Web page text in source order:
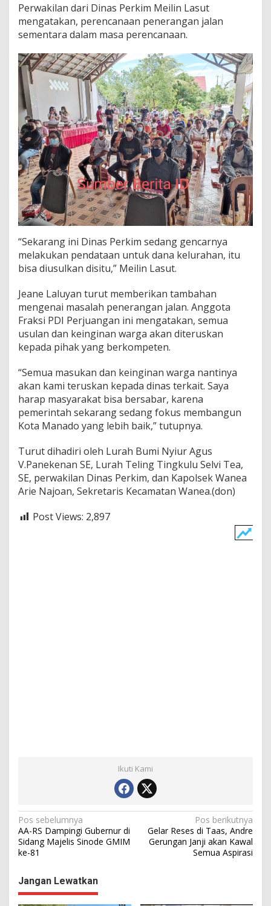
Perwakilan dari Dinas Perkim Meilin Lasut
mengatakan, perencanaan penerangan jalan
sementara dalam masa perencanaan.
“Sekarang ini Dinas Perkim sedang gencarnya
melakukan pendataan untuk dana kelurahan, itu
bisa diusulkan disitu,” Meilin Lasut.
Jeane Laluyan turut memberikan tambahan
mengenai masalah penerangan jalan. Anggota
Fraksi PDI Perjuangan ini mengatakan, semua
usulan dan keinginan warga akan diteruskan
kepada pihak yang berkompeten.
“Semua masukan dan keinginan warga nantinya
akan kami teruskan kepada dinas terkait. Saya
harap masyarakat bisa bersabar, karena
pemerintah sekarang sedang fokus membangun
Kota Manado yang lebih baik,” tutupnya.
Turut dihadiri oleh Lurah Bumi Nyiur Agus
V.Panekenan SE, Lurah Teling Tingkulu Selvi Tea,
SE, perwakilan Dinas Perkim, dan Kapolsek Wanea
Arie Najoan, Sekretaris Kecamatan Wanea.(don)
Post Views: 2,897
Ikuti Kami
N
a
v
i
g
Pos sebelumnya
AA-RS Dampingi Gubernur di
Sidang Majelis Sinode GMIM
ke-81
Pos berikutnya
Gelar Reses di Taas, Andre
Gerungan Janji akan Kawal
Semua Aspirasi
Jangan Lewatkan